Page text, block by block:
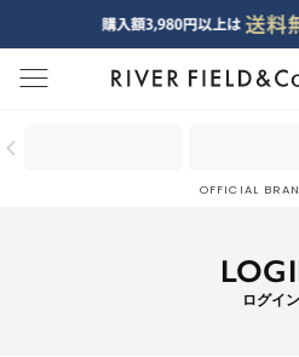
menu
OFFICIAL
ログイン